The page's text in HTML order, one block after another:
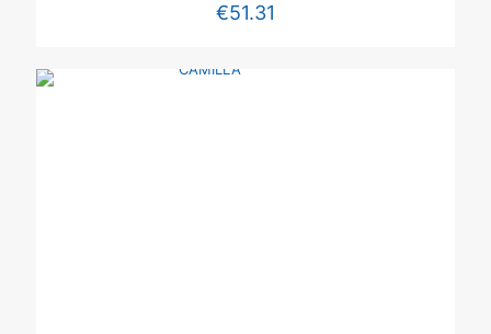
€51.31